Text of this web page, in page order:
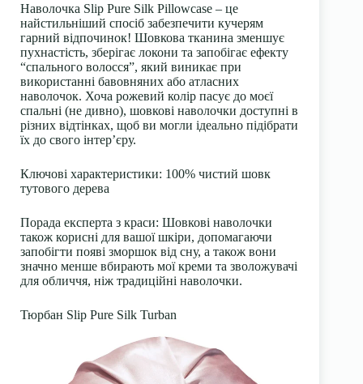
Наволочка Slip Pure Silk Pillowcase – це
найстильніший спосіб забезпечити кучерям
гарний відпочинок! Шовкова тканина зменшує
пухнастість, зберігає локони та запобігає ефекту
“спального волосся”, який виникає при
використанні бавовняних або атласних
наволочок. Хоча рожевий колір пасує до моєї
спальні (не дивно), шовкові наволочки доступні в
різних відтінках, щоб ви могли ідеально підібрати
їх до свого інтер’єру.
Ключові характеристики: 100% чистий шовк
тутового дерева
Порада експерта з краси: Шовкові наволочки
також корисні для вашої шкіри, допомагаючи
запобігти появі зморшок від сну, а також вони
значно менше вбирають мої креми та зволожувачі
для обличчя, ніж традиційні наволочки.
Тюрбан Slip Pure Silk Turban